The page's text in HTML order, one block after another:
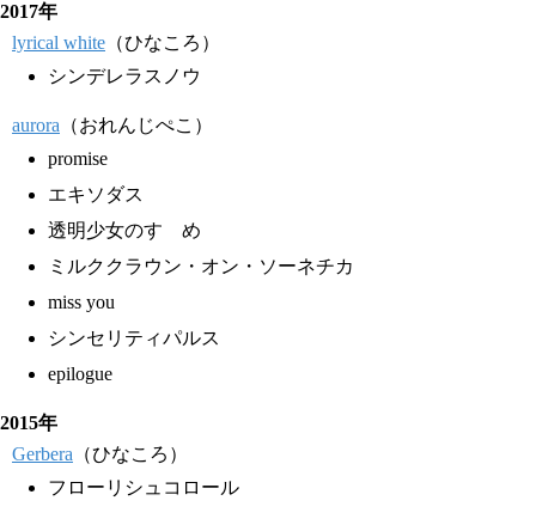
2017年
lyrical white （ひなころ）
シンデレラスノウ
aurora （おれんじぺこ）
promise
エキソダス
透明少女のすゝめ
ミルククラウン・オン・ソーネチカ
miss you
シンセリティパルス
epilogue
2015年
Gerbera （ひなころ）
フローリシュコロール